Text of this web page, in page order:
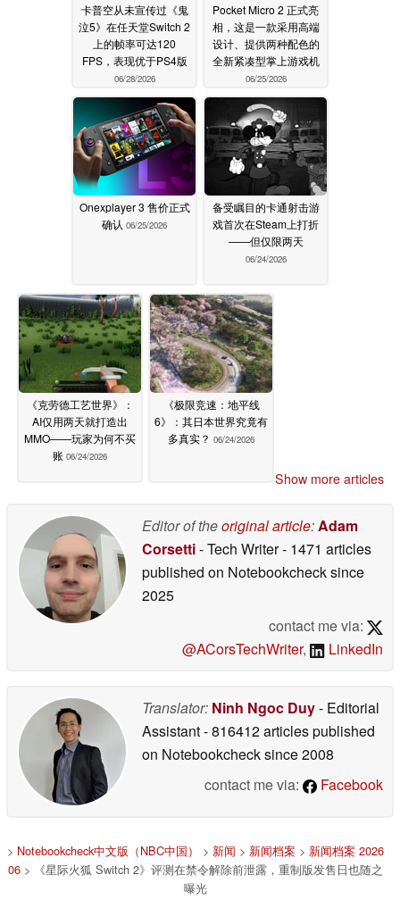
卡普空从未宣传过《鬼
泣5》在任天堂Switch 2
上的帧率可达120
FPS，表现优于PS4版
06/28/2026
Pocket Micro 2 正式亮
相，这是一款采用高端
设计、提供两种配色的
全新紧凑型掌上游戏机
06/25/2026
Onexplayer 3 售价正式
确认 06/25/2026
备受瞩目的卡通射击游
戏首次在Steam上打折
——但仅限两天
06/24/2026
《克劳德工艺世界》：
AI仅用两天就打造出
MMO——玩家为何不买
账 06/24/2026
《极限竞速：地平线
6》：其日本世界究竟有
多真实？ 06/24/2026
Show more articles
Editor of theoriginal article:Adam
Corsetti- Tech Writer- 1471 articles
published on Notebookchecksince
2025
contact me via:
@ACorsTechWriter, LinkedIn
Translator: Ninh Ngoc Duy- Editorial
Assistant- 816412 articles published
on Notebookchecksince 2008
contact me via:
Facebook
> Notebookcheck中文版（NBC中国） > 新闻 > 新闻档案 > 新闻档案 2026
06 > 《星际火狐 Switch 2》评测在禁令解除前泄露，重制版发售日也随之
曝光